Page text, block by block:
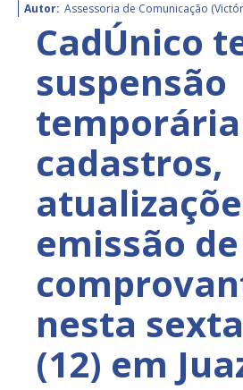
Autor: Assessoria de Comunicação
CadÚnico
suspensão
cadastros,
emissão de
nesta
(12) em